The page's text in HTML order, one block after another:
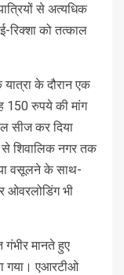
से अत्यधिक
रिक्शा को तत्काल
के दौरान एक
150 रुपये की मांग
सीज कर दिया
शिवालिक नगर तक
वसूलने के साथ-
ओवरलोडिंग भी
गंभीर मानते हुए
गया। एआरटीओ